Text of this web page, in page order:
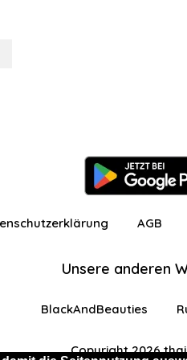
AGB
Unsere anderen
BlackAndBeauties
Copyright 2026